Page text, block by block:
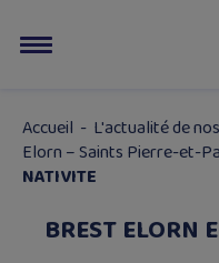
Accueil - L'actualité de
Elorn – Saints Pierre-et-
NATIVITE
BREST ELORN